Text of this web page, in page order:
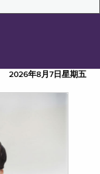
2026年8月7日星期五